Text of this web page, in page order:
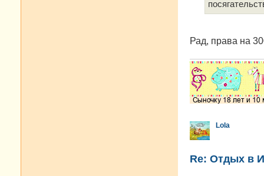
Рад, права на
Lola
Re: Отдых в